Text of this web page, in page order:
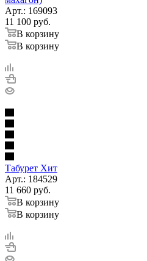
Арт.: 169093
11 100 руб.
В корзину
В корзину
Табурет Хит
Арт.: 184529
11 660 руб.
В корзину
В корзину